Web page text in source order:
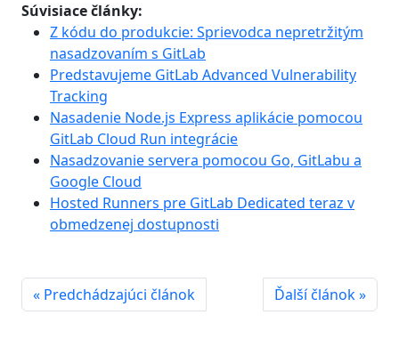
Súvisiace články:
Z kódu do produkcie: Sprievodca nepretržitým
nasadzovaním s GitLab
Predstavujeme GitLab Advanced Vulnerability
Tracking
Nasadenie Node.js Express aplikácie pomocou
GitLab Cloud Run integrácie
Nasadzovanie servera pomocou Go, GitLabu a
Google Cloud
Hosted Runners pre GitLab Dedicated teraz v
obmedzenej dostupnosti
« Predchádzajúci článok Ďalší článok »